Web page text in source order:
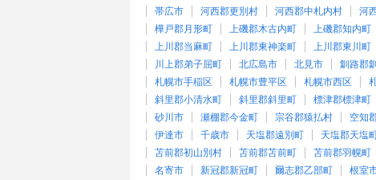
帯広市
河西郡更別村 河西郡中札内村 河
樺戸郡月形町
上磯郡木古内町 上磯郡知内町
上川郡当麻町
上川郡東神楽町 上川郡東川町
川上郡弟子屈町
北広島市 北見市 釧路郡
札幌市手稲区
札幌市豊平区 札幌市西区
斜里郡小清水町
斜里郡斜里町 標津郡標津町
砂川市
瀬棚郡今金町 宗谷郡猿払村 空知
伊達市
千歳市 天塩郡遠別町 天塩郡天塩
苫前郡初山別村
苫前郡苫前町 苫前郡羽幌町
名寄市
新冠郡新冠町 爾志郡乙部町 根室